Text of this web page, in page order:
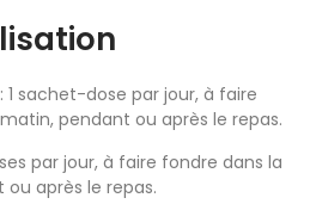
1 sachet-dose par jour, à faire
pendant ou après le repas.
par jour, à faire fondre dans la
après le repas.